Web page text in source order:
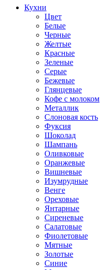
Кухни
Цвет
Белые
Черные
Желтые
Красные
Зеленые
Серые
Бежевые
Глянцевые
Кофе с молоком
Металлик
Слоновая кость
Фуксия
Шоколад
Шампань
Оливковые
Оранжевые
Вишневые
Изумрудные
Венге
Ореховые
Янтарные
Сиреневые
Салатовые
Фиолетовые
Мятные
Золотые
Синие